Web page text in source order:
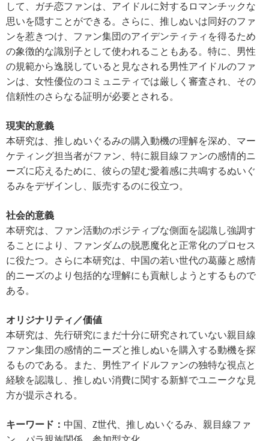
して、ガチ恋ファンは、アイドルに対するロマンチックな
思いを隠すことができる。さらに、推しぬいは同好のファ
ンを惹きつけ、ファン集団のアイデンティティを得るため
の象徴的な識別子として使われることもある。特に、男性
の規範から逸脱していると見なされる男性アイドルのファ
ンは、女性優位のコミュニティでは厳しく審査され、その
信頼性のさらなる証明が必要とされる。
現実的意義
本研究は、推しぬいぐるみの購入動機の理解を深め、マー
ケティング担当者がファン、特に親目線ファンの感情的ニ
ーズに応えるために、彼らの望む愛着感に共鳴するぬいぐ
るみをデザインし、販売するのに役立つ。
社会的意義
本研究は、ファン活動のポジティブな側面を認識し強調す
ることにより、ファンダムの脱悪魔化と正常化のプロセス
に役たつ。さらに本研究は、中国の若い世代の葛藤と感情
的ニーズのより包括的な理解にも貢献しようとするもので
ある。
オリジナリティ ／価値
本研究は、先行研究にまだ十分に研究されていない親目線
ファン集団の感情的ニーズと推しぬいを購入する動機を探
るものである。また、男性アイドルファンの独特な視点と
経験を認識し、推しぬい消費に関する新鮮でユニークな見
方が提示される。
キーワード： 中国、 Z世代、推しぬいぐるみ、親目線ファ